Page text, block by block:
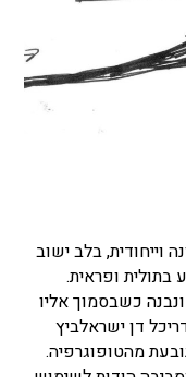
וייחודית, בלב ישוב
ופראית.
כשבסמוך אליו
דן ישראלביץ
מהטופוגרפיה.